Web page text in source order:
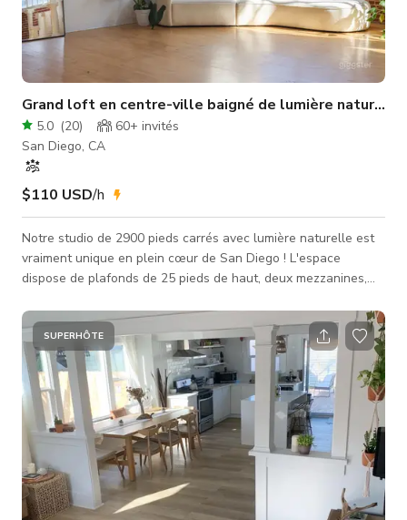
Grand loft en centre-ville baigné de lumière naturelle
5.0 (20) 60+ invités
San Diego, CA
$110 USD/h
Notre studio de 2900 pieds carrés avec lumière naturelle est
vraiment unique en plein cœur de San Diego ! L'espace
dispose de plafonds de 25 pieds de haut, deux mezzanines,
et un mur entier de fenêtres orientées à l'est avec des briques
apparentes qui apportent du caractère et de la vie à l'espace
et le remplissent de lumière naturelle. Nous avons
spécialement conçu cet espace pour accueillir une grande
variété de pro
SUPERHÔTE